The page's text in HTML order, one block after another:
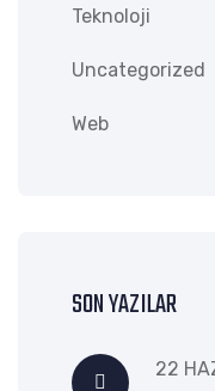
Teknoloji
Uncategorized
Web
SON YAZILAR
22